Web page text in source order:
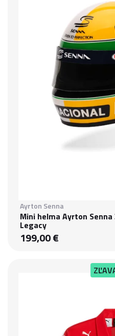
Ayrton Senna
Mini helma Ayrton Senna
Legacy
199,00 €